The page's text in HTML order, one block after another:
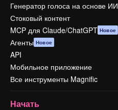
Генератор голоса на основе ИИ
Стоковый контент
MCP для Claude/ChatGPT Новое
Агенты Новое
API
Мобильное приложение
Все инструменты Magnific
Начать